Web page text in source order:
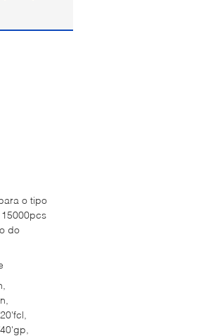
o tipo
do